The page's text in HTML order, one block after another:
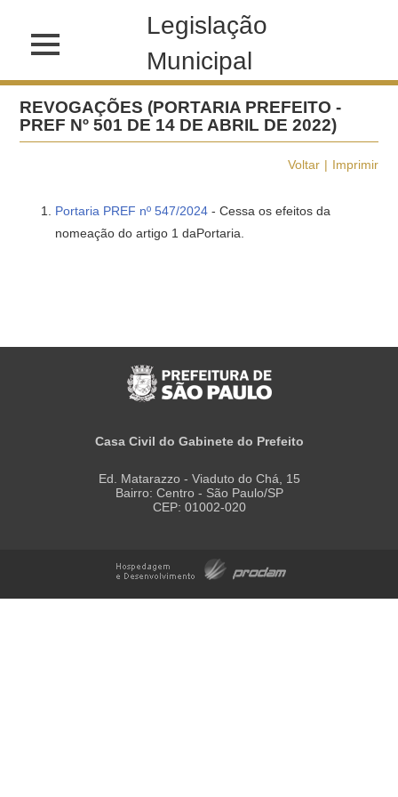
Legislação
Municipal
REVOGAÇÕES (PORTARIA PREFEITO -
PREF Nº 501 DE 14 DE ABRIL DE 2022)
Voltar Imprimir
Portaria PREF nº 547/2024 - Cessa os efeitos da
nomeação do artigo 1 daPortaria.
Casa Civil do Gabinete do Prefeito
Ed. Matarazzo - Viaduto do Chá, 15
Bairro: Centro - São Paulo/SP
CEP: 01002-020